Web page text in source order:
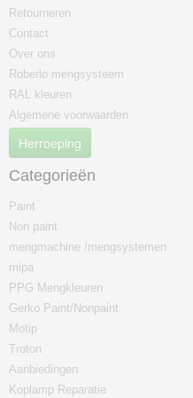
Retourneren
Contact
Over ons
Roberlo mengsysteem
RAL kleuren
Algemene voorwaarden
Herroeping
Categorieën
Paint
Non paint
mengmachine /mengsystemen
mipa
PPG Mengkleuren
Gerko Paint/Nonpaint
Motip
Troton
Aanbiedingen
Koplamp Reparatie